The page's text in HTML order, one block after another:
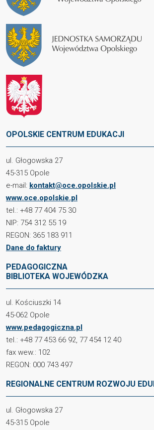
OPOLSKIE CENTRUM EDUKACJI
ul. Głogowska 27
45-315 Opole
e-mail: kontakt@oce.opolskie.pl
www.oce.opolskie.pl
tel.: +48 77 404 75 30
NIP: 754 312 55 19
REGON: 365 183 911
Dane do faktury
PEDAGOGICZNA
BIBLIOTEKA WOJEWÓDZKA
ul. Kościuszki 14
45-062 Opole
www.pedagogiczna.pl
tel.: +48 77 453 66 92, 77 454 12 40
fax wew.: 102
REGON: 000 743 497
REGIONALNE CENTRUM ROZWOJU
ul. Głogowska 27
45-315 Opole